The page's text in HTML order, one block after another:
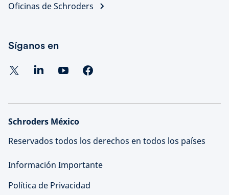
Oficinas de Schroders
Síganos en
Schroders México
Reservados todos los derechos en todos los países
Información Importante
Política de Privacidad